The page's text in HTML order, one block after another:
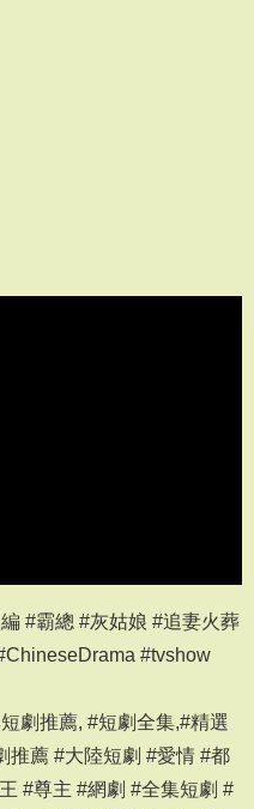
#霸總 #灰姑娘 #追妻火葬
#tvshow
劇推薦, #短劇全集,#精選
推薦 #大陸短劇 #愛情 #都
#尊主 #網劇 #全集短劇 #